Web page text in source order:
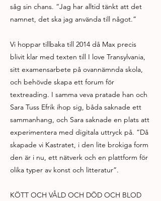
såg sin chans. “Jag har alltid tänkt att det
namnet, det ska jag använda till något.”
Vi hoppar tillbaka till 2014 då Max precis
blivit klar med texten till I love Transylvania,
sitt examensarbete på ovannämnda skola,
och behövde skapa ett forum för
textreading. I samma veva pratade han och
Sara Tuss Efrik ihop sig, båda saknade ett
sammanhang, och Sara saknade en plats att
experimentera med digitala uttryck på. “Då
skapade vi Kastratet, i den lite brokiga form
den är i nu, ett nätverk och en plattform för
olika typer av konst och litteratur”.
KÖTT OCH VÅLD OCH DÖD OCH BLOD